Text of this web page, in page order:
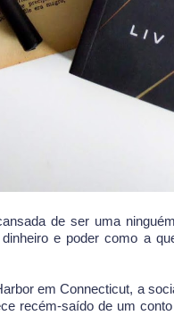
de ser uma
e poder como a
em Connecticut, a
recém-saído de um